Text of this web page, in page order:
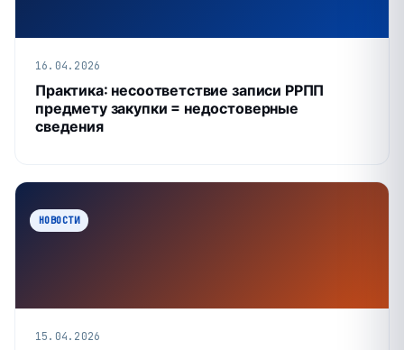
16.04.2026
Практика: несоответствие записи РРПП
предмету закупки = недостоверные
сведения
НОВОСТИ
15.04.2026